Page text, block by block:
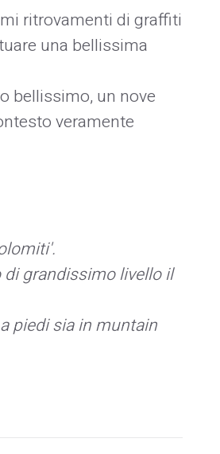
ritrovamenti di graffiti
una bellissima
bellissimo, un nove
veramente
grandissimo livello il
piedi sia in muntain